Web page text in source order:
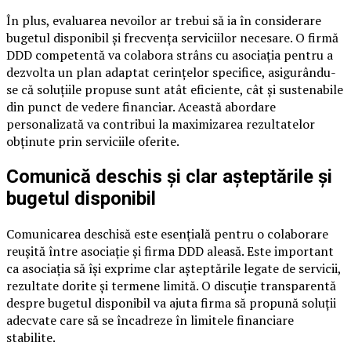
În plus, evaluarea nevoilor ar trebui să ia în considerare
bugetul disponibil și frecvența serviciilor necesare. O firmă
DDD competentă va colabora strâns cu asociația pentru a
dezvolta un plan adaptat cerințelor specifice, asigurându-
se că soluțiile propuse sunt atât eficiente, cât și sustenabile
din punct de vedere financiar. Această abordare
personalizată va contribui la maximizarea rezultatelor
obținute prin serviciile oferite.
Comunică deschis și clar așteptările și
bugetul disponibil
Comunicarea deschisă este esențială pentru o colaborare
reușită între asociație și firma DDD aleasă. Este important
ca asociația să își exprime clar așteptările legate de servicii,
rezultate dorite și termene limită. O discuție transparentă
despre bugetul disponibil va ajuta firma să propună soluții
adecvate care să se încadreze în limitele financiare
stabilite.